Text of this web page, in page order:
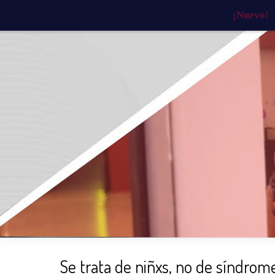
¡Nuevo!
Se trata de niñxs, no de